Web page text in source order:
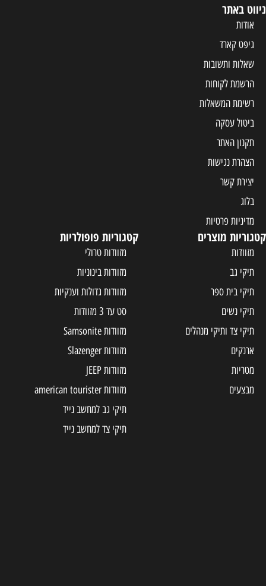
ניווט באתר
אודות
גיפט קארד
שאלות ותשובות
הרשמת לקוחות
רשימת המשאלות
ביטול עסקה
תקנון האתר
הצהרת נגישות
יצירת קשר
בלוג
מדיניות פרטיות
קטגוריות מוצרים
מזוודות
תיקי גב
תיקי בית ספר
תיקי נשים
תיקי צד ותיקי מנהלים
ארנקים
מטריות
מבצעים
קטגוריות פופולריות
מזוודות טרולי
מזוודות בינוניות
מזוודות גדולות וענקיות
סט עד 3 מזוודות
מזוודות Samsonite
מזוודות Slazenger
מזוודות JEEP
מזוודות american tourister
תיקי גב למחשב נייד
תיקי צד למחשב נייד